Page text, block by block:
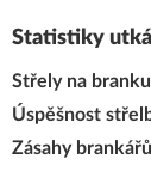
Statistiky
Střely na
Úspěšnost
Zásahy